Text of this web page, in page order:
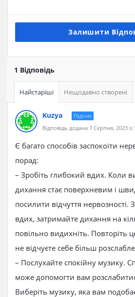
Залишити
1 Відповідь
Найстаріші Нещодавно створені
Kuzya
Радник
Відповідь додана 7 Серпня, 2023 о
Є багато способів заспокоїти
порад:
– Зробіть глибокий вдих. Коли
дихання стає поверхневим і
посилити відчуття нервозності.
вдих, затримайте дихання на
повільно видихніть. Повторіть
не відчуєте себе більш
– Послухайте спокійну музику.
може допомогти вам
Виберіть музику, яка вам